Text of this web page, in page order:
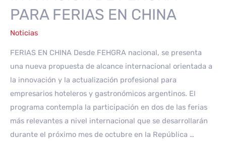
PARA FERIAS EN CHINA
Noticias
FERIAS EN CHINA Desde FEHGRA nacional, se presenta
una nueva propuesta de alcance internacional orientada a
la innovación y la actualización profesional para
empresarios hoteleros y gastronómicos argentinos. El
programa contempla la participación en dos de las ferias
más relevantes a nivel internacional que se desarrollarán
durante el próximo mes de octubre en la República …